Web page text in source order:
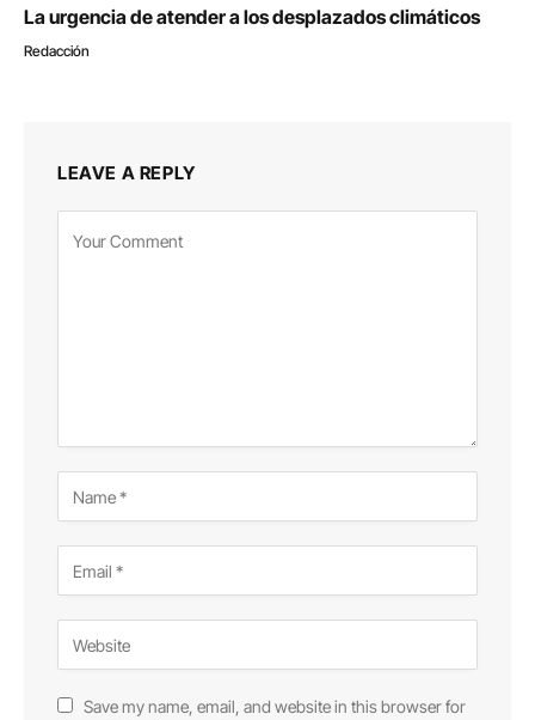
La urgencia de atender a los desplazados climáticos
Redacción
LEAVE A REPLY
Save my name, email, and website in this browser for